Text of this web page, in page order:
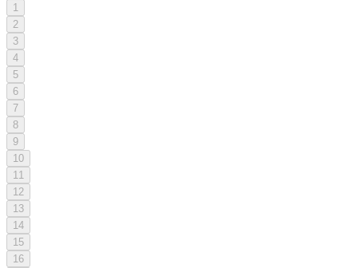
1
2
3
4
5
6
7
8
9
10
11
12
13
14
15
16